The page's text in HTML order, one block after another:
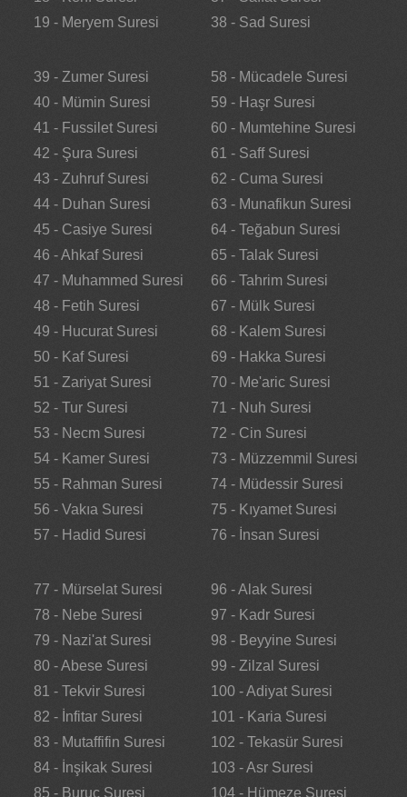
19 - Meryem Suresi
38 - Sad Suresi
39 - Zumer Suresi
40 - Mümin Suresi
41 - Fussilet Suresi
42 - Şura Suresi
43 - Zuhruf Suresi
44 - Duhan Suresi
45 - Casiye Suresi
46 - Ahkaf Suresi
47 - Muhammed Suresi
48 - Fetih Suresi
49 - Hucurat Suresi
50 - Kaf Suresi
51 - Zariyat Suresi
52 - Tur Suresi
53 - Necm Suresi
54 - Kamer Suresi
55 - Rahman Suresi
56 - Vakıa Suresi
57 - Hadid Suresi
58 - Mücadele Suresi
59 - Haşr Suresi
60 - Mumtehine Suresi
61 - Saff Suresi
62 - Cuma Suresi
63 - Munafikun Suresi
64 - Teğabun Suresi
65 - Talak Suresi
66 - Tahrim Suresi
67 - Mülk Suresi
68 - Kalem Suresi
69 - Hakka Suresi
70 - Me'aric Suresi
71 - Nuh Suresi
72 - Cin Suresi
73 - Müzzemmil Suresi
74 - Müdessir Suresi
75 - Kıyamet Suresi
76 - İnsan Suresi
77 - Mürselat Suresi
78 - Nebe Suresi
79 - Nazi'at Suresi
80 - Abese Suresi
81 - Tekvir Suresi
82 - İnfitar Suresi
83 - Mutaffifin Suresi
84 - İnşikak Suresi
85 - Buruc Suresi
96 - Alak Suresi
97 - Kadr Suresi
98 - Beyyine Suresi
99 - Zilzal Suresi
100 - Adiyat Suresi
101 - Karia Suresi
102 - Tekasür Suresi
103 - Asr Suresi
104 - Hümeze Suresi